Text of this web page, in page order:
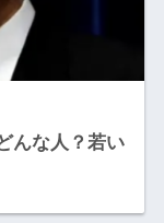
んな人？若い